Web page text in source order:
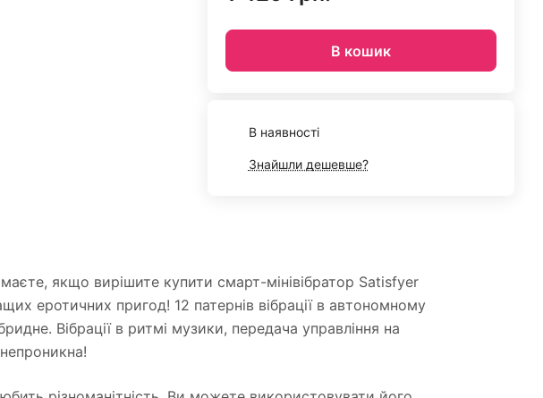
В кошик
В наявності
Знайшли дешевше?
якщо вирішите купити смарт-мінівібратор Satisfyer
еротичних пригод! 12 патернів вібрації в автономному
Вібрації в ритмі музики, передача управління на